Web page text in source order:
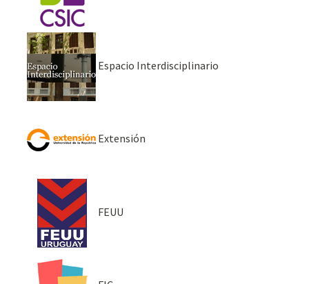
Espacio Interdisciplinario
Extensión
FEUU